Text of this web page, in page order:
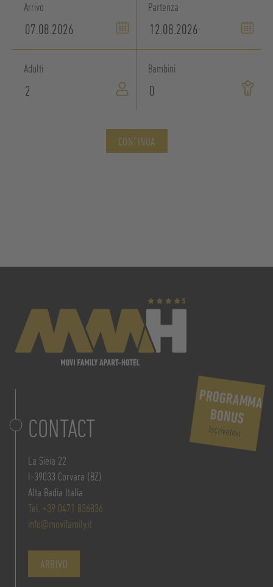
Arrivo Partenza
Adulti Bambini
CONTINUA
PROGRAMMA
BONUS
Iscrivetevi
CONTACT
La Siëia 22
I-39033 Corvara (BZ)
Alta Badia Italia
Tel. +39 0471 836836
info@movifamily.it
ARRIVO